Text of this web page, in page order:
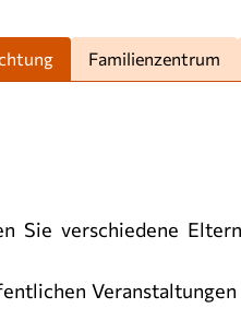
Familienzentrum
Sie verschiedene